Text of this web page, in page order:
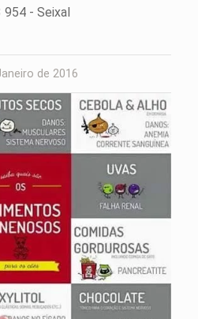
954 - Seixal
de 2016